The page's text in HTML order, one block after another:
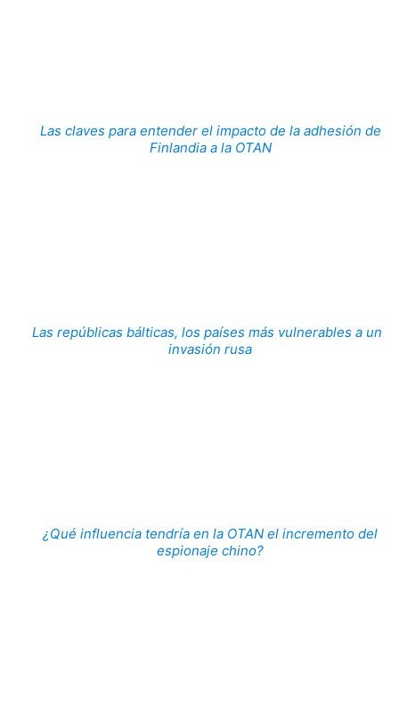
Las claves para entender el impacto de la adhesión de
Finlandia a la OTAN
Las repúblicas bálticas, los países más vulnerables a una
invasión rusa
¿Qué influencia tendría en la OTAN el incremento del
espionaje chino?